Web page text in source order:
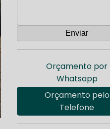
Orçamento por
Whatsapp
Orçamento pelo
Telefone